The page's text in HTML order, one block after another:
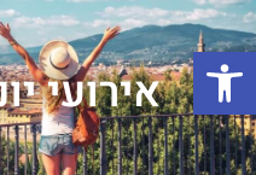
אירועיפתח סרגל נגישות